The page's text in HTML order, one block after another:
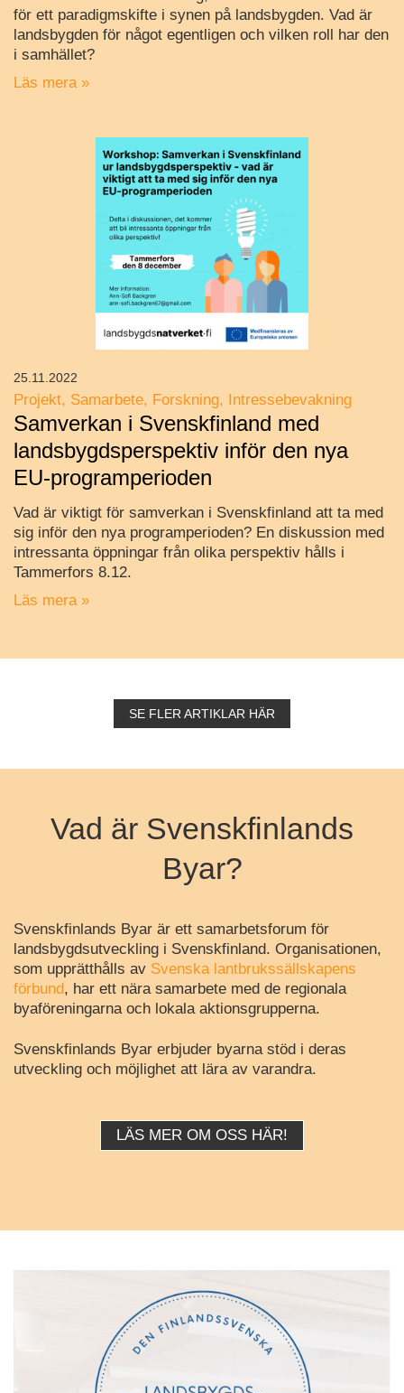
för ett paradigmskifte i synen på landsbygden. Vad är
landsbygden för något egentligen och vilken roll har den
i samhället?
Läs mera »
Projekt Samarbete Forskning Intressebevakning
Samverkan i Svenskfinland med
landsbygdsperspektiv inför den nya
EU-programperioden
Vad är viktigt för samverkan i Svenskfinland att ta med
sig inför den nya programperioden? En diskussion med
intressanta öppningar från olika perspektiv hålls i
Tammerfors 8.12.
Läs mera »
25.11.2022
SE FLER ARTIKLAR HÄR
Vad är Svenskfinlands
Byar?
Svenskfinlands Byar är ett samarbetsforum för
landsbygdsutveckling i Svenskfinland. Organisationen,
som upprätthålls av Svenska lantbrukssällskapens
förbund, har ett nära samarbete med de regionala
byaföreningarna och lokala aktionsgrupperna.
Svenskfinlands Byar erbjuder byarna stöd i deras
utveckling och möjlighet att lära av varandra.
LÄS MER OM OSS HÄR!